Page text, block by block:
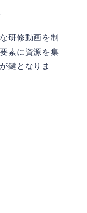
研修動画を制
素に資源を集
鍵となりま